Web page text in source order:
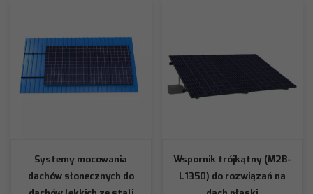
Systemy mocowania
dachów słonecznych do
Wspornik trójkątny (M2B-
L1350) do rozwiązań na